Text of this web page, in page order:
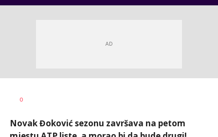
AUTOR
0
Novak Đoković sezonu završava na petom